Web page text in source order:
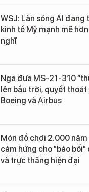
WSJ: Làn sóng AI đang
kinh tế Mỹ mạnh mẽ
nghĩ
Nga đưa MS-21-310
lên bầu trời, quyết
Boeing và Airbus
Món đồ chơi 2.000
cảm hứng cho "bảo bối"
và trực thăng hiện đại